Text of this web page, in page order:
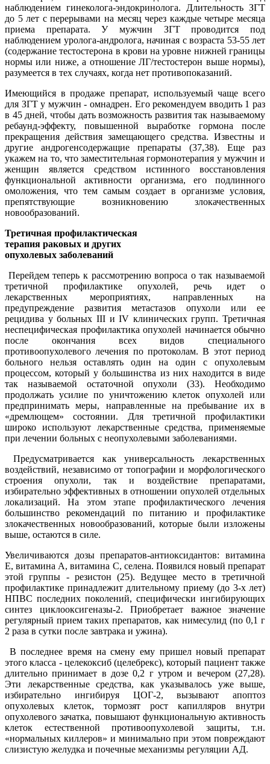
наблюдением гинеколога-эндокринолога. Длительность ЗГТ
до 5 лет с перерывами на месяц через каждые четыре месяца
приема препарата. У мужчин ЗГТ проводится под
наблюдением уролога-андролога, начиная с возраста 53-55 лет
(содержание тестостерона в крови на уровне нижней границы
нормы или ниже, а отношение ЛГ/тестостерон выше нормы),
разумеется в тех случаях, когда нет противопоказаний.
Имеющийся в продаже препарат, используемый чаще всего
для ЗГТ у мужчин - омнадрен. Его рекомендуем вводить 1 раз
в 45 дней, чтобы дать возможность развития так называемому
ребаунд-эффекту, повышенной выработке гормона после
прекращения действия замещающего средства. Известны и
другие андрогенсодержащие препараты (37,38). Еще раз
укажем на то, что заместительная гормонотерапия у мужчин и
женщин является средством истинного восстановления
функциональной активности организма, его подлинного
омоложения, что тем самым создает в организме условия,
препятствующие возникновению злокачественных
новообразований.
Третичная профилактическая
терапия раковых и других
опухолевых заболеваний
Перейдем теперь к рассмотрению вопроса о так называемой
третичной профилактике опухолей, речь идет о
лекарственных мероприятиях, направленных на
предупреждение развития метастазов опухоли или ее
рецидива у больных III и IV клинических групп. Третичная
неспецифическая профилактика опухолей начинается обычно
после окончания всех видов специального
противоопухолевого лечения по протоколам. В этот период
больного нельзя оставлять один на один с опухолевым
процессом, который у большинства из них находится в виде
так называемой остаточной опухоли (33). Необходимо
продолжать усилие по уничтожению клеток опухолей или
предпринимать меры, направленные на пребывание их в
«дремлющем» состоянии. Для третичной профилактики
широко используют лекарственные средства, применяемые
при лечении больных с неопухолевыми заболеваниями.
Предусматривается как универсальность лекарственных
воздействий, независимо от топографии и морфологического
строения опухоли, так и воздействие препаратами,
избирательно эффективных в отношении опухолей отдельных
локализаций. На этом этапе профилактического лечения
большинство рекомендаций по питанию и профилактике
злокачественных новообразований, которые были изложены
выше, остаются в силе.
Увеличиваются дозы препаратов-антиоксидантов: витамина
Е, витамина А, витамина С, селена. Появился новый препарат
этой группы - резистон (25). Ведущее место в третичной
профилактике принадлежит длительному приему (до 3-х лет)
НПВС последних поколений, специфически ингибирующих
синтез циклооксигеназы-2. Приобретает важное значение
регулярный прием таких препаратов, как нимесулид (по 0,1 г
2 раза в сутки после завтрака и ужина).
В последнее время на смену ему пришел новый препарат
этого класса - целекоксиб (целебрекс), который пациент также
длительно принимает в дозе 0,2 г утром и вечером (27,28).
Эти лекарственные средства, как указывалось уже выше,
избирательно ингибируя ЦОГ-2, вызывают апоптоз
опухолевых клеток, тормозят рост капилляров внутри
опухолевого зачатка, повышают функциональную активность
клеток естественной противоопухолевой защиты, т.н.
«нормальных киллеров» и минимально при этом повреждают
слизистую желудка и почечные механизмы регуляции АД.